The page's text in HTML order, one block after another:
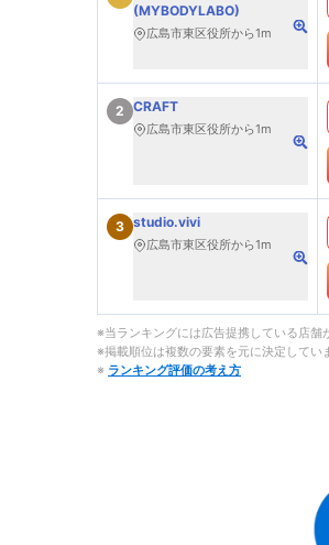
(MYBODYLABO)
広島市東区役所から1m
2 CRAFT
広島市東区役所から1m
3 studio.vivi
広島市東区役所から1m
※当ランキングには広告提携している店舗
※掲載順位は複数の要素を元に決定してい
※ ランキング評価の考え方